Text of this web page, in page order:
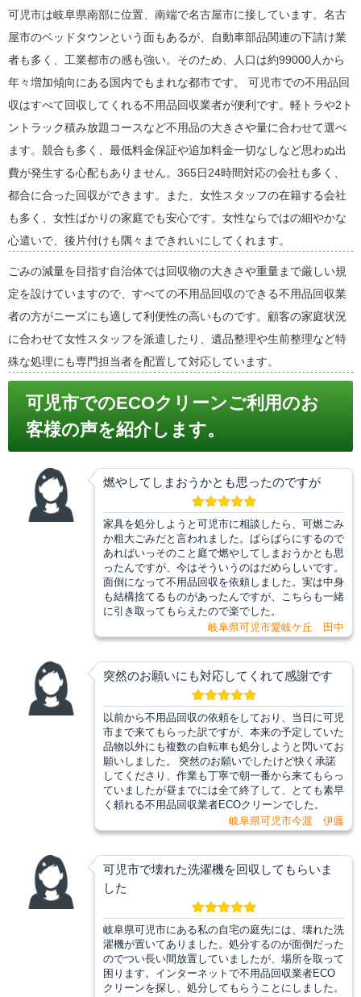
可児市は岐阜県南部に位置、南端で名古屋市に接しています。名古
屋市のベッドタウンという面もあるが、自動車部品関連の下請け業
者も多く、工業都市の感も強い。そのため、人口は約99000人から
年々増加傾向にある国内でもまれな都市です。 可児市での不用品回
収はすべて回収してくれる不用品回収業者が便利です。軽トラや2ト
ントラック積み放題コースなど不用品の大きさや量に合わせて選べ
ます。競合も多く、最低料金保証や追加料金一切なしなど思わぬ出
費が発生する心配もありません。365日24時間対応の会社も多く、
都合に合った回収ができます。また、女性スタッフの在籍する会社
も多く、女性ばかりの家庭でも安心です。女性ならではの細やかな
心遣いで、後片付けも隅々まできれいにしてくれます。
ごみの減量を目指す自治体では回収物の大きさや重量まで厳しい規
定を設けていますので、すべての不用品回収のできる不用品回収業
者の方がニーズにも適して利便性の高いものです。顧客の家庭状況
に合わせて女性スタッフを派遣したり、遺品整理や生前整理など特
殊な処理にも専門担当者を配置して対応しています。
可児市でのECOクリーンご利用のお
客様の声を紹介します。
燃やしてしまおうかとも思ったのですが
家具を処分しようと可児市に相談したら、可燃ごみ
か粗大ごみだと言われました。ばらばらにするので
あればいっそのこと庭で燃やしてしまおうかとも思
ったんですが、今はそういうのはだめらしいです。
面倒になって不用品回収を依頼しました。実は中身
も結構捨てるものがあったんですが、こちらも一緒
に引き取ってもらえたので楽でした。
岐阜県可児市愛岐ケ丘 田中
突然のお願いにも対応してくれて感謝です
以前から不用品回収の依頼をしており、当日に可児
市まで来てもらった訳ですが、本来の予定していた
品物以外にも複数の自転車も処分しようと閃いてお
願いしました。 突然のお願いでしたけど快く承諾
してくださり、作業も丁寧で朝一番から来てもらっ
ていましたが昼までには全て終了して、とても素早
く頼れる不用品回収業者ECOクリーンでした。
岐阜県可児市今渡 伊藤
可児市で壊れた洗濯機を回収してもらいま
した
岐阜県可児市にある私の自宅の庭先には、壊れた洗
濯機が置いてありました。処分するのが面倒だった
のでつい長い間放置していましたが、場所を取って
困ります。インターネットで不用品回収業者ECO
クリーンを探し、処分してもらうことにしました。